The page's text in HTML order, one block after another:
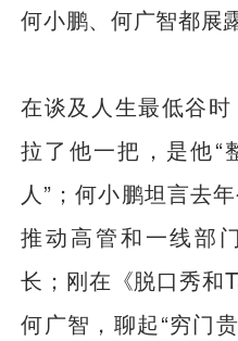
何小鹏、何广智都展
在谈及人生最低谷
拉了他一把，是他“
人”；何小鹏坦言去
推动高管和一线部
长；刚在《脱口秀和
何广智，聊起“穷门